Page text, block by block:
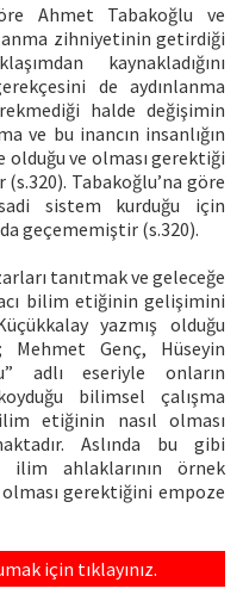
Ahmet Tabakoğlu ve
zihniyetinin getirdiği
kaynakladığını
de aydınlanma
halde değişimin
ve bu inancın insanlığın
ve olması gerektiği
Tabakoğlu’na göre
sistem kurduğu için
geçememiştir (s.320).
tanıtmak ve geleceğe
bilim etiğinin gelişimini
yazmış olduğu
Genç, Hüseyin
adlı eseriyle onların
bilimsel çalışma
etiğinin nasıl olması
Aslında bu gibi
ilim ahlaklarının örnek
gerektiğini empoze
için tıklayınız.